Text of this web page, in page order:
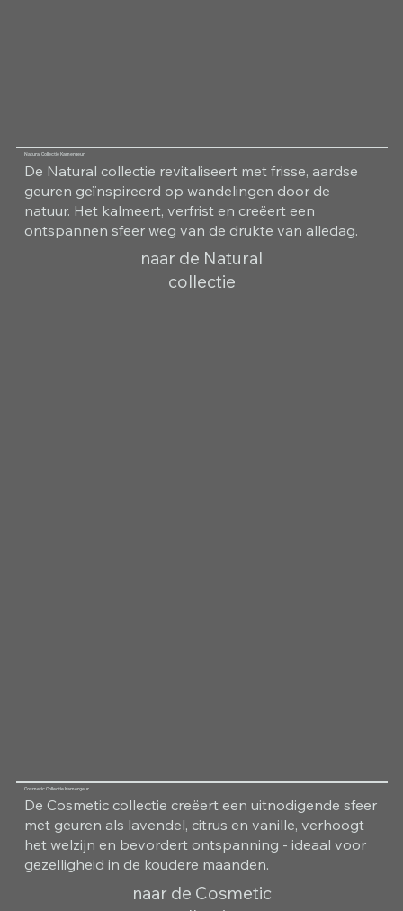
Natural Collectie Kamergeur
De Natural collectie revitaliseert met frisse, aardse
geuren geïnspireerd op wandelingen door de
natuur. Het kalmeert, verfrist en creëert een
ontspannen sfeer weg van de drukte van alledag.
naar de Natural
collectie
Cosmetic Collectie Kamergeur
De Cosmetic collectie creëert een uitnodigende sfeer
met geuren als lavendel, citrus en vanille, verhoogt
het welzijn en bevordert ontspanning - ideaal voor
gezelligheid in de koudere maanden.
naar de Cosmetic